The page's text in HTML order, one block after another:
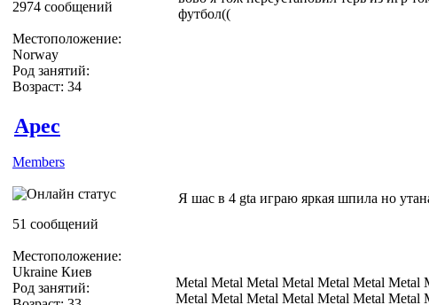
2974 сообщений
Местоположение:
Norway
Род занятий:
Возраст: 34
футбол((
Apec
Members
51 сообщений
Местоположение:
Ukraine Киев
Род занятий:
Я шас в 4 gta играю яркая шпила но
Metal Metal Metal Metal Metal Metal Metal
Metal Metal Metal Metal Metal Metal